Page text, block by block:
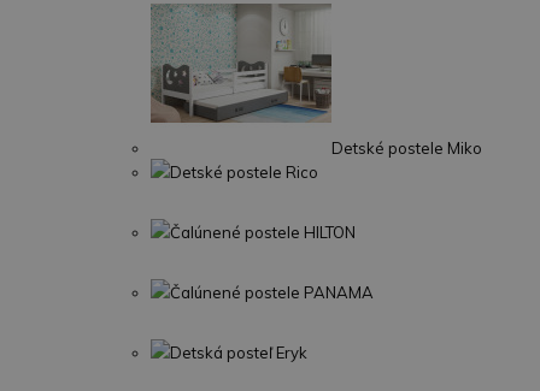
Detské postele Miko
Detské postele Rico
Čalúnené postele HILTON
Čalúnené postele PANAMA
Detská posteľ Eryk